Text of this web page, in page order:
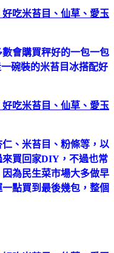
會購買秤好的一包一包
一碗裝的米苔目冰搭配好
、米苔目、粉條等，以
買回家DIY，不過也常
為民生菜市場大多做早
點買到最後幾包，整個